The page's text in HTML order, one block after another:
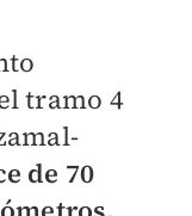
tramo 4
de 70